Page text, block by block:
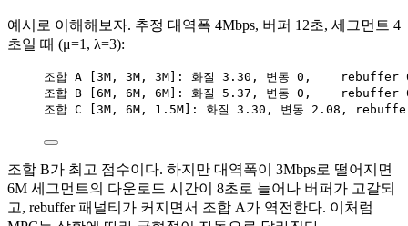
예시로 이해해보자. 추정 대역폭 4Mbps, 버퍼 12초, 세그먼트 4
초일 때 (μ=1, λ=3):
조합 A [3M, 3M, 3M]: 화질 3.30, 변동 0,    rebuffer
조합 B [6M, 6M, 6M]: 화질 5.37, 변동 0,    rebuffer
조합 C [3M, 6M, 1.5M]: 화질 3.30, 변동 2.08,
조합 B가 최고 점수이다. 하지만 대역폭이 3Mbps로 떨어지면
6M 세그먼트의 다운로드 시간이 8초로 늘어나 버퍼가 고갈되
고, rebuffer 패널티가 커지면서 조합 A가 역전한다. 이처럼